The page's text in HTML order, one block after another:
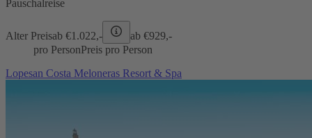
Pauschalreise
Alter Preisab €1.022,- ab €929,-
pro PersonPreis pro Person
Lopesan Costa Meloneras Resort & Spa